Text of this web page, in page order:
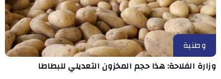
وطنية
وزارة الفلاحة: هذا حجم المخزون التعديلي للبطاطا